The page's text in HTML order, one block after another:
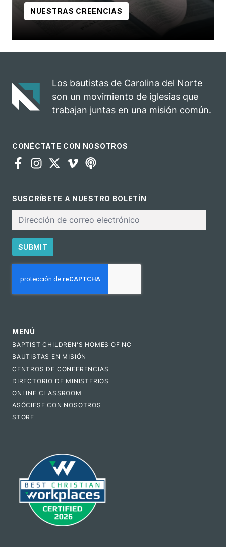
NUESTRAS CREENCIAS
Los bautistas de Carolina del Norte
son un movimiento de iglesias que
trabajan juntas en una misión común.
CONÉCTATE CON NOSOTROS
SUSCRÍBETE A NUESTRO BOLETÍN
electrónico
SUBMIT
MENÚ
BAPTIST CHILDREN'S HOMES OF NC
BAUTISTAS EN MISIÓN
CENTROS DE CONFERENCIAS
DIRECTORIO DE MINISTERIOS
ONLINE CLASSROOM
ASÓCIESE CON NOSOTROS
STORE